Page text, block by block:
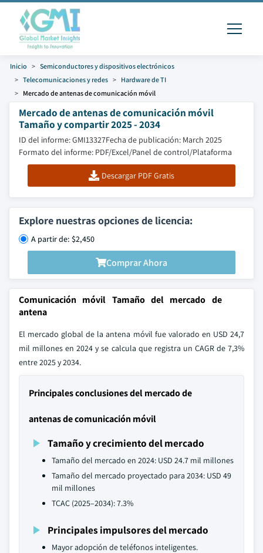
Inicio
Semiconductores y dispositivos electrónicos
Telecomunicaciones y redes
Hardware de TI
Mercado de antenas de comunicación móvil
Mercado de antenas de comunicación móvil
Tamaño y compartir 2025 - 2034
ID del informe: GMI13327Fecha de publicación: March 2025
Formato del informe: PDF/Excel/Panel de control/Plataforma
Descargar PDF Gratis
Explore nuestras opciones de licencia:
A partir de: $2,450
Comprar Ahora
Comunicación móvil Tamaño del mercado de
antena
El mercado global de la antena móvil fue valorado en USD 24,7
mil millones en 2024 y se calcula que registra un CAGR de 7,3%
entre 2025 y 2034.
Principales conclusiones del mercado de
antenas de comunicación móvil
Tamaño y crecimiento del mercado
Tamaño del mercado en 2024: USD 24.7 mil millones
Tamaño del mercado proyectado para 2034: USD 49
mil millones
TCAC (2025–2034): 7.3%
Principales impulsores del mercado
Mayor adopción de teléfonos inteligentes.